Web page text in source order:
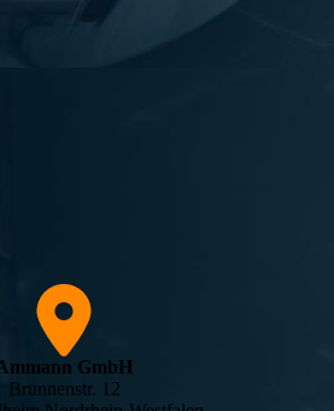
GmbH
Brunnenstr. 12